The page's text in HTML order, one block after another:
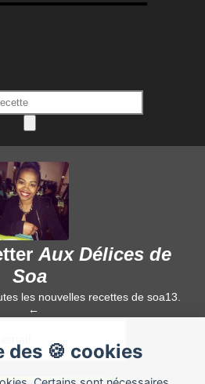
des 🍪 cookies
Aux Délices de
Soa
les nouvelles recettes de soa13.